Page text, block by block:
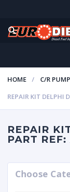
HOME
C/R
REPAIR KIT DELPHI
REPAIR
PART
Choose